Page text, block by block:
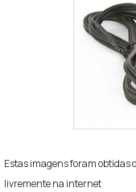
Estas imagens foram obtidas
livremente na internet